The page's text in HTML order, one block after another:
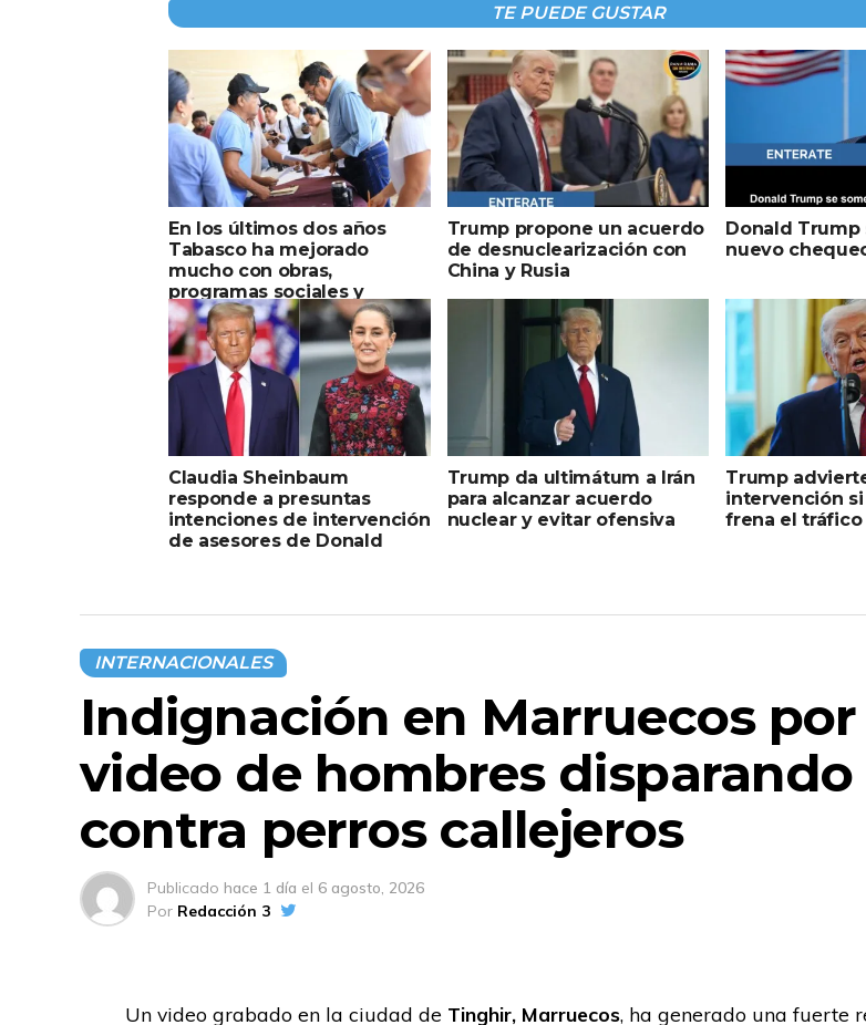
TE PUEDE GUSTAR
En los últimos dos años
Tabasco ha mejorado
mucho con obras,
programas sociales y
productivos; “vamos
construyendo una paz
duradera entre todos”:
Javier May
Trump propone un acuerdo
de desnuclearización con
China y Rusia
Donald Trump
nuevo
Claudia Sheinbaum
responde a presuntas
intenciones de intervención
de asesores de Donald
Trump da ultimátum a Irán
para alcanzar acuerdo
nuclear y evitar ofensiva
Trump
intervención
frena el
INTERNACIONALES
Indignación en Marruecos por
video de hombres disparando
contra perros callejeros
Publicado hace 1 día el 6 agosto, 2026
Por Redacción 3
Un video grabado en la ciudad de Tinghir, Marruecos, ha generado una fuerte